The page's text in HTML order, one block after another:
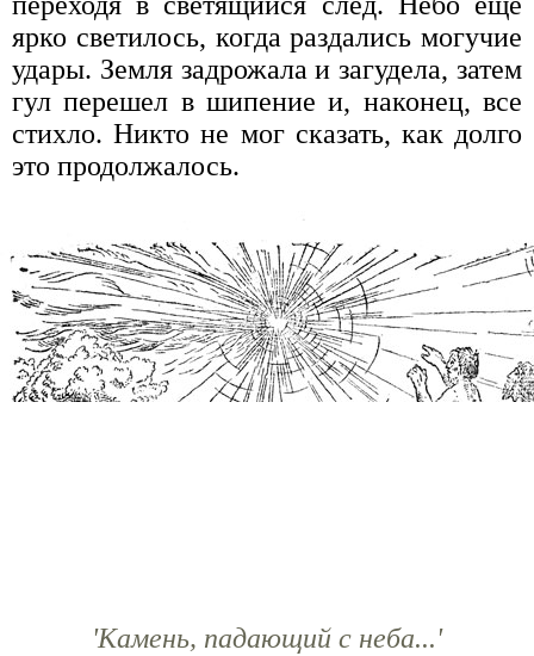
ярко светилось, когда раздались могучие
удары. Земля задрожала и загудела, затем
гул перешел в шипение и, наконец, все
стихло. Никто не мог сказать, как долго
это продолжалось.
'Камень, падающий с неба...'